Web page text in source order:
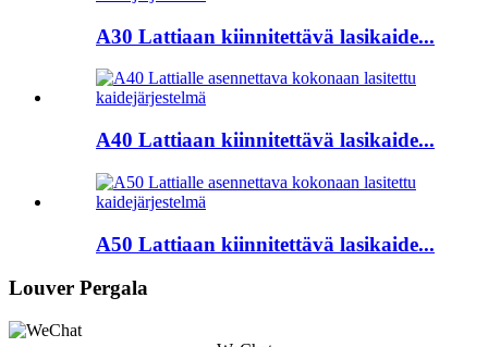
A30 Lattiaan kiinnitettävä lasikaide...
A40 Lattiaan kiinnitettävä lasikaide...
A50 Lattiaan kiinnitettävä lasikaide...
Louver Pergala